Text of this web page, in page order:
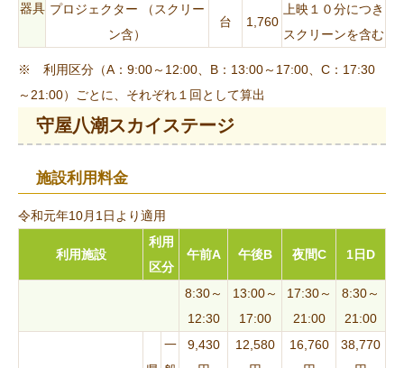
器具 プロジェクター （スクリー
ン含）
台 1,760
上映１０分につき
スクリーンを含む
※ 利用区分（A：9:00～12:00、B：13:00～17:00、C：17:30
～21:00）ごとに、それぞれ１回として算出
守屋八潮スカイステージ
施設利用料金
令和元年10月1日より適用
利用施設
利用
区分
午前A 午後B 夜間C 1日D
8:30～
12:30
13:00～
17:00
17:30～
21:00
8:30～
21:00
一
9,430
12,580
16,760
38,770